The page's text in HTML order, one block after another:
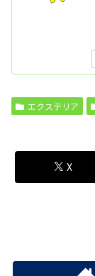
エクステリア
X